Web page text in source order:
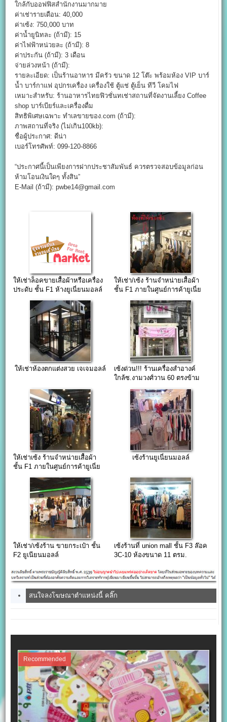
ใกล้กับออฟฟิสสำนักงานมากมาย
ค่าเช่ารายเดือน: 40,000
ค่าเซ้ง: 750,000 บาท
ค่าน้ำยูนิทละ (ถ้ามี): 15
ค่าไฟฟ้าหน่วยละ (ถ้ามี): 8
ค่าประกัน (ถ้ามี): 3 เดือน
จ่ายล่วงหน้า (ถ้ามี):
รายละเอียด: เป็นร้านอาหาร มีครัว ขนาด 12 โต๊ะ พร้อมห้อง VIP บาร์
น้ำ บาร์กาแฟ อุปกรเครื่อง เครื่องใช้ ตู้แช่ ตู้เย็น ทีวี โคมไฟ
เหมาะสำหรับ: ร้านอาหารไทยฟิวชั่นทเช่าสถานที่จัดงานเลี้ยง Coffee
shop บาร์เบียร์และเครื่องดื่ม
สิทธิพิเศษเฉพาะ ทำเลขายของ.com (ถ้ามี):
ภาพสถานที่จริง (ไม่เกิน100kb):
ชื่อผู้ประกาศ: ดีน่า
เบอร์โทรศัพท์: 099-120-8866
“ประกาศนี้เป็นเพียงการฝากประชาสัมพันธ์ ควรตรวจสอบข้อมูลก่อน
ห้ามโอนเงินใดๆ ทั้งสิน”
E-Mail (ถ้ามี): pwbe14@gmail.com
ให้เช่าล็อคขายเสื้อผ้าหรือเครื่อง
ประดับ ชั้น F1 ห้างยูเนี่ยนมอลล์
ให้เช่า/เซ้ง ร้านจำหน่ายเสื้อผ้า
ชั้น F1 ภายในศูนย์การค้ายูเนี่ย
นมอลล์
ให้เช่าห้องตกแต่งสวย เจเจมอลล์
เซ้งด่วน!!! ร้านเครื่องสำอางค์
ใกล้ซ.งามวงศ์วาน 60 ตรงข้าม
ให้เช่าเซ้ง ร้านจำหน่ายเสื้อผ้า
ชั้น F1 ภายในศูนย์การค้ายูเนี่ย
เซ้งร้านยูเนี่ยนมอลล์
ให้เช่า/เซ้งร้าน ขายกระเป๋า ชั้น
F2 ยูเนียนมอลล์
เซ้งร้านที่ union mall ชั้น F3 ล๊อค
3C-10 ห้องขนาด 11 ตรม.
สนใจลงโฆษณาตำแหน่งนี้ คลิ๊ก
Recommended